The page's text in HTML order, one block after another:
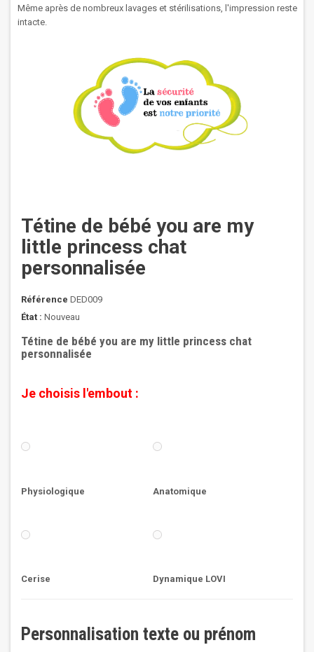
Même après de nombreux lavages et stérilisations, l'impression reste
intacte.
Tétine de bébé you are my
little princess chat
personnalisée
Référence DED009
État : Nouveau
Tétine de bébé you are my little princess chat
personnalisée
Je choisis l'embout :
Physiologique Anatomique
Cerise Dynamique LOVI
Personnalisation texte ou prénom